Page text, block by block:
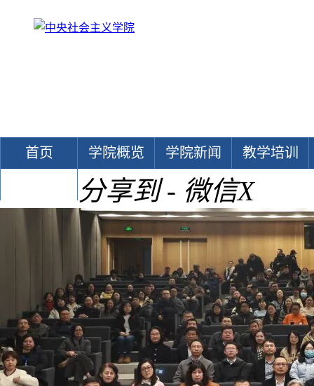
首页 学院概览 学院新闻 教学培训
分享到 - 微信X